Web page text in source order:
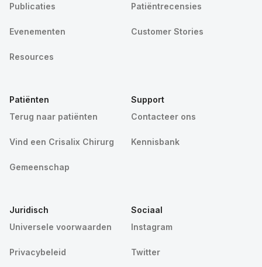
Publicaties
Evenementen
Resources
Patiëntrecensies
Customer Stories
Patiënten
Terug naar patiënten
Vind een Crisalix Chirurg
Gemeenschap
Support
Contacteer ons
Kennisbank
Juridisch
Universele voorwaarden
Privacybeleid
Sociaal
Instagram
Twitter